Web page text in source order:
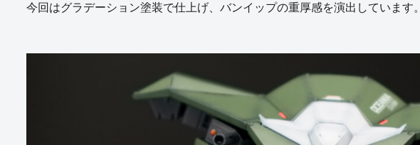
今回はグラデーション塗装で仕上げ、バンイップの重厚感を演出しています。